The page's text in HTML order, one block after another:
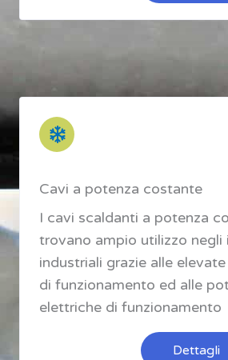
Cavi a potenza costante
I cavi scaldanti a potenza
trovano ampio utilizzo negli
industriali grazie alle
di funzionamento ed alle
elettriche di funzionamento
Dettagli